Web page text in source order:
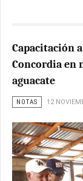
Capacitación
Concordia en
aguacate
NOTAS 12